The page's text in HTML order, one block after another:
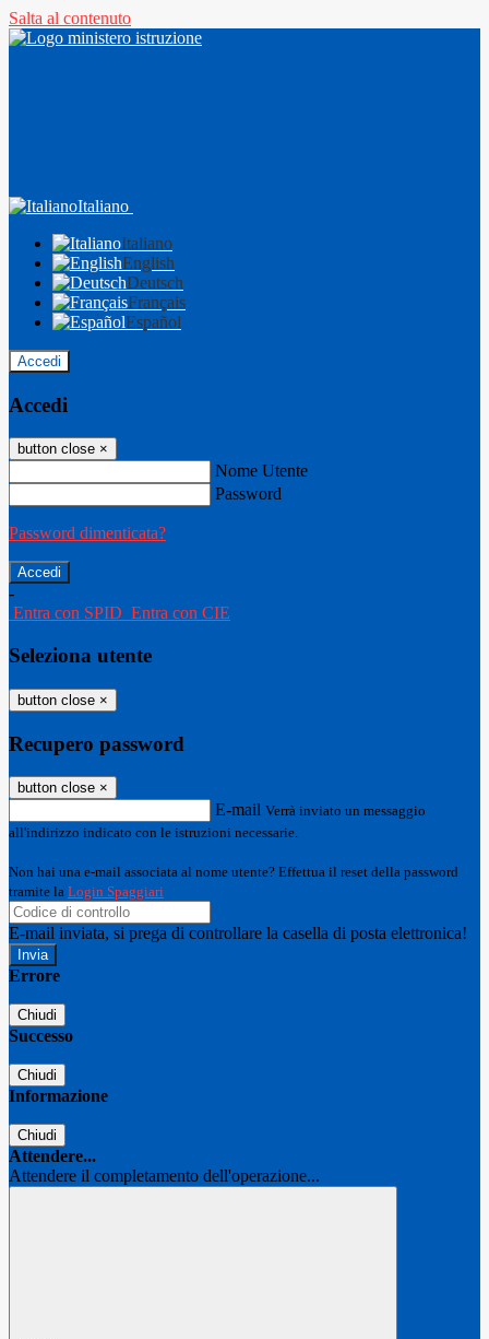
Salta al contenuto
Italiano
Italiano
English
Deutsch
Français
Español
Accedi
Accedi
button close ×
Nome Utente
Password
Password dimenticata?
-
Entra con SPID Entra con CIE
Seleziona utente
button close ×
Recupero password
button close ×
E-mail Verrà inviato un messaggio
all'indirizzo indicato con le istruzioni necessarie.
Non hai una e-mail associata al nome utente? Effettua il reset della password
tramite la Login Spaggiari
E-mail inviata, si prega di controllare la casella di posta elettronica!
Errore
Chiudi
Successo
Chiudi
Informazione
Chiudi
Attendere...
Attendere il completamento dell'operazione...